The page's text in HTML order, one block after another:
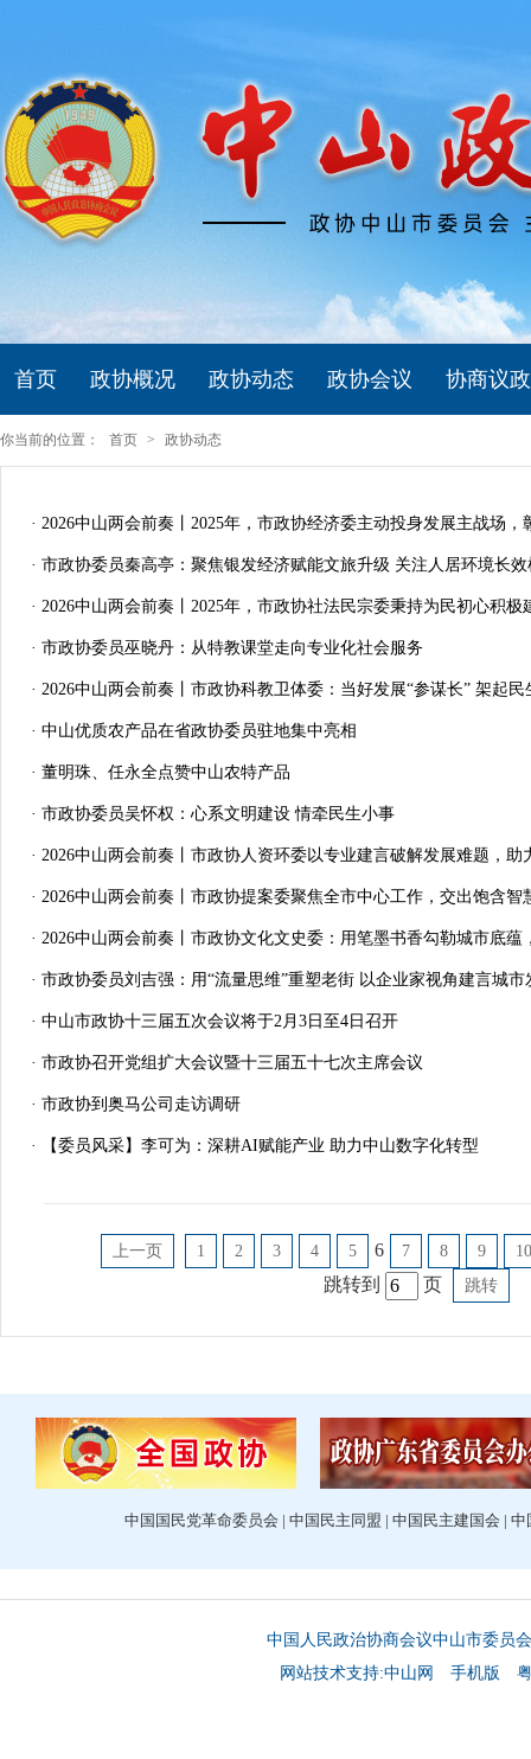
首页 政协概况 政协动态 政协会议 协商议政
你当前的位置： 首页 > 政协动态
· 2026中山两会前奏丨2025年，市政协经济委主动投身发展主战场，
· 市政协委员秦高亭：聚焦银发经济赋能文旅升级 关注人居环境长
· 2026中山两会前奏丨2025年，市政协社法民宗委秉持为民初心积极
· 市政协委员巫晓丹：从特教课堂走向专业化社会服务
· 2026中山两会前奏丨市政协科教卫体委：当好发展“参谋长” 架起民
· 中山优质农产品在省政协委员驻地集中亮相
· 董明珠、任永全点赞中山农特产品
· 市政协委员吴怀权：心系文明建设 情牵民生小事
· 2026中山两会前奏丨市政协人资环委以专业建言破解发展难题，助
· 2026中山两会前奏丨市政协提案委聚焦全市中心工作，交出饱含智
· 2026中山两会前奏丨市政协文化文史委：用笔墨书香勾勒城市底蕴
· 市政协委员刘吉强：用“流量思维”重塑老街 以企业家视角建言城市
· 中山市政协十三届五次会议将于2月3日至4日召开
· 市政协召开党组扩大会议暨十三届五十七次主席会议
· 市政协到奥马公司走访调研
· 【委员风采】李可为：深耕AI赋能产业 助力中山数字化转型
上一页 1 2 3 4 5 6 7 8 9 10
跳转到 页 跳转
中国国民党革命委员会 | 中国民主同盟 | 中国民主建国会 | 中
中国人民政治协商会议中山市委员
网站技术支持:中山网
手机版